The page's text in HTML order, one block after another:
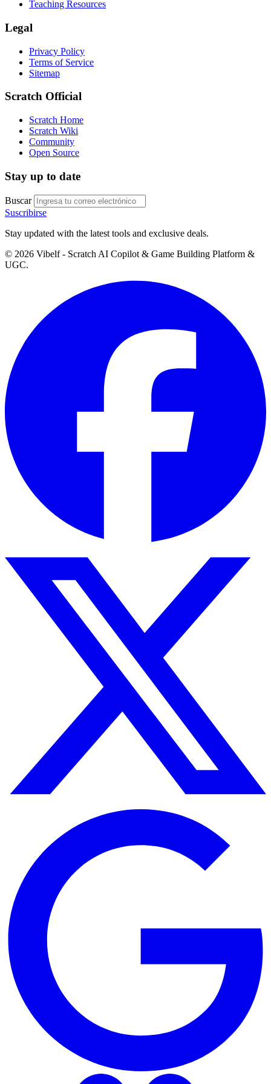
Teaching Resources
Legal
Privacy Policy
Terms of Service
Sitemap
Scratch Official
Scratch Home
Scratch Wiki
Community
Open Source
Stay up to date
Buscar
Suscribirse
Stay updated with the latest tools and exclusive deals.
© 2026 Vibelf - Scratch AI Copilot & Game Building Platform &
UGC.